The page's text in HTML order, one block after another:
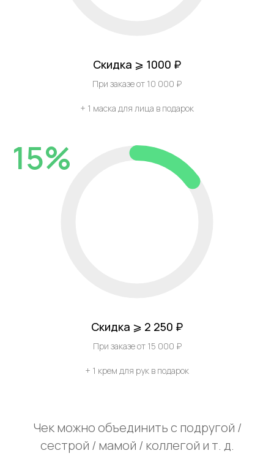
Скидка ⩾ 1000 ₽
При заказе от 10 000 ₽
+ 1 маска для лица в подарок
15%
Скидка ⩾ 2 250 ₽
При заказе от 15 000 ₽
+ 1 крем для рук в подарок
Чек можно объединить с подругой /
сестрой / мамой / коллегой и т. д.